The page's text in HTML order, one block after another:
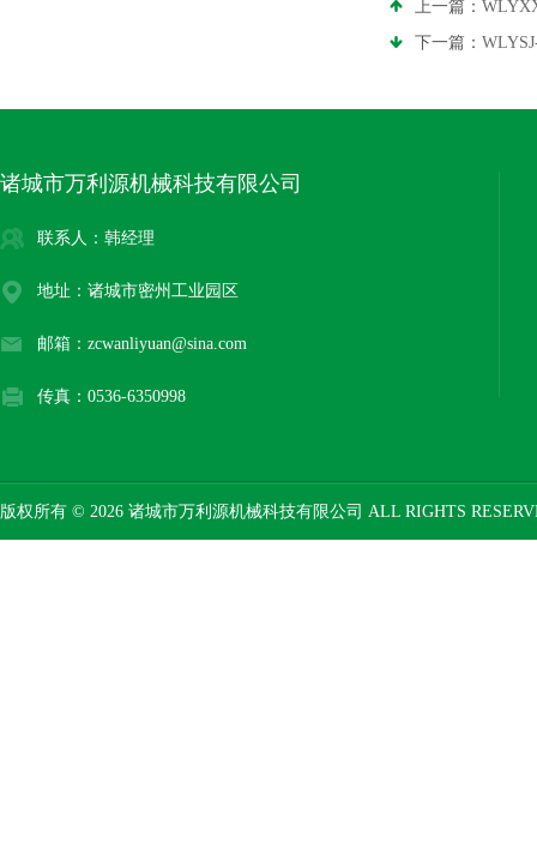
上一篇：
下一篇：
诸城市万利源机械科技有限公司
联系人：韩经理
地址：诸城市密州工业园区
邮箱：zcwanliyuan@sina.com
传真：0536-6350998
版权所有 © 2026 诸城市万利源机械科技有限公司 ALL RIGHTS